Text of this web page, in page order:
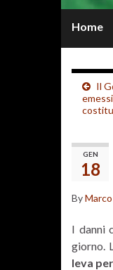
Home
Il
GEN
18
By
I danni
giorno.
leva